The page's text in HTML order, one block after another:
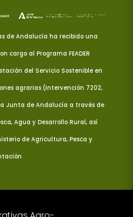
de Andalucía ha recibido una
cargo al Programa FEADER
del Servicio Sostenible en
agrarias (Intervención 7202,
Junta de Andalucía a través de
Agua y Desarrollo Rural, así
de Agricultura, Pesca y